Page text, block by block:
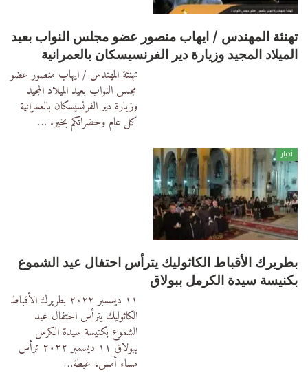
تهنئة المهندس / ايهاب منصور عضو مجلس النواب بعيد
الميلاد المجيد وزيارة دير الفرنسيسكان بالعمرانية
تهنئة المهندس / ايهاب منصور عضو
مجلس النواب بعيد الميلاد المجيد
وزيارة دير الفرنسيسكان بالعمرانية
كل عام وحضراتكم بخير. …
أخبار
بطريرك الأقباط الكاثوليك يترأس احتفال عيد الشموع
بكنيسة سيدة الكرمل ببولاق
١١ ديسمبر ٢٠٢٢
بطريرك الأقباط
الكاثوليك يترأس احتفال عيد
الشموع بكنيسة سيدة الكرمل
ببولاق ١١ ديسمبر ٢٠٢٢
ترأس
مساء أمس، غبطة…